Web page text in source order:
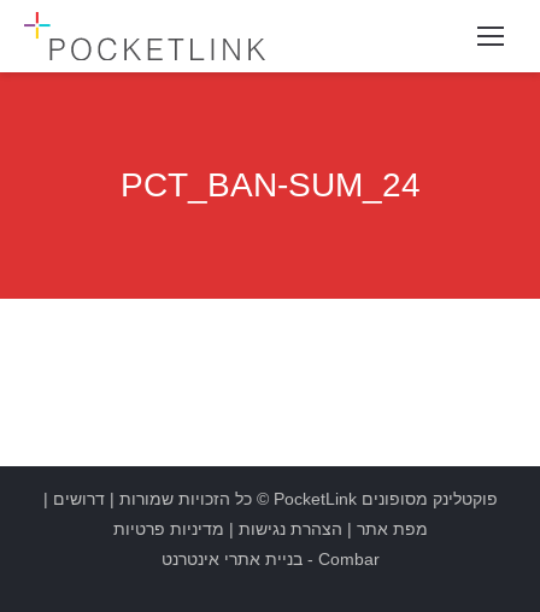
PCT_BAN-SUM_24
פוקטלינק מסופוניםPocketLink © כל הזכויות שמורות |דרושים |
מפת אתר | הצהרת נגישות | מדיניות פרטיות
Combar
- בניית אתרי אינטרנט